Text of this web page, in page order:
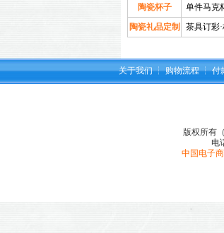
陶瓷杯子
单件马克
陶瓷礼品定制
茶具订彩·
关于我们┆购物流程┆付
版权所有
电
中国电子